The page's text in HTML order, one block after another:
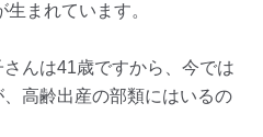
まれています。
んは41歳ですから、今では
高齢出産の部類にはいるの